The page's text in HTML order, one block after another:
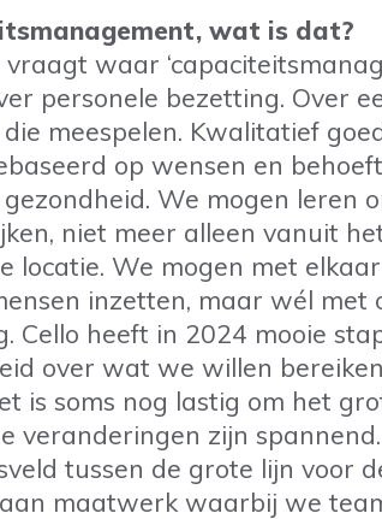
wat is dat?
vraagt waar
personele bezetting. Over
meespelen. Kwalitatief
op wensen en
We mogen leren
niet meer alleen vanuit
locatie. We mogen met
inzetten, maar wél met
Cello heeft in 2024 mooie
over wat we willen
is soms nog lastig om het
veranderingen zijn
tussen de grote lijn voor
maatwerk waarbij we